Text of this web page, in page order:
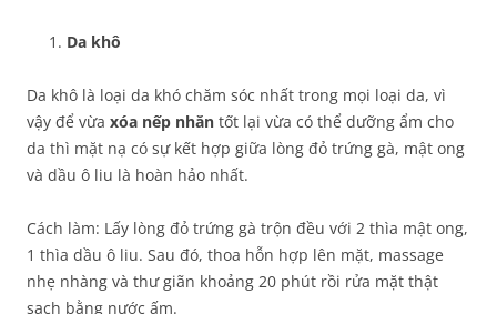
Da khô
Da khô là loại da khó chăm sóc nhất trong mọi loại da, vì
vậy để vừa xóa nếp nhăn tốt lại vừa có thể dưỡng ẩm cho
da thì mặt nạ có sự kết hợp giữa lòng đỏ trứng gà, mật ong
và dầu ô liu là hoàn hảo nhất.
Cách làm: Lấy lòng đỏ trứng gà trộn đều với 2 thìa mật ong,
1 thìa dầu ô liu. Sau đó, thoa hỗn hợp lên mặt, massage
nhẹ nhàng và thư giãn khoảng 20 phút rồi rửa mặt thật
sạch bằng nước ấm.